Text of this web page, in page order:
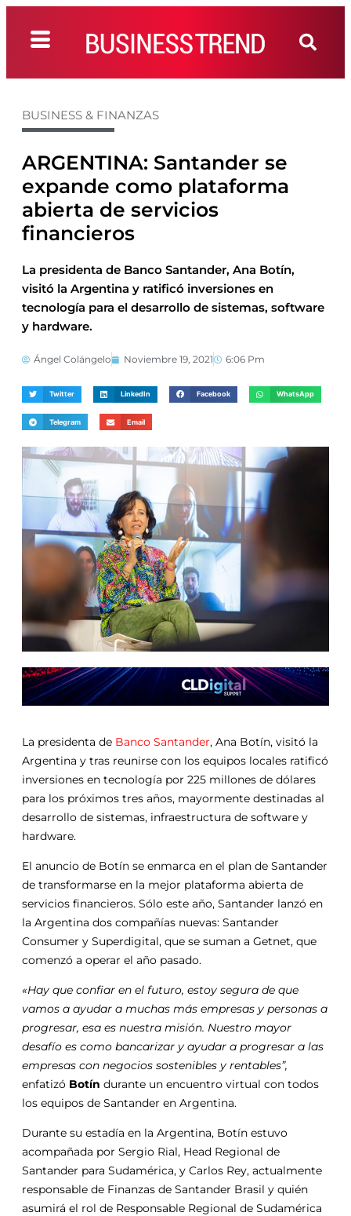
BUSINESS & FINANZAS
ARGENTINA: Santander se
expande como plataforma
abierta de servicios
financieros
La presidenta de Banco Santander, Ana Botín,
visitó la Argentina y ratificó inversiones en
tecnología para el desarrollo de sistemas, software
y hardware.
Ángel Colángelo Noviembre 19, 2021 6:06 Pm
Twitter LinkedIn Facebook WhatsApp
Telegram Email
La presidenta de Banco Santander, Ana Botín, visitó la
Argentina y tras reunirse con los equipos locales ratificó
inversiones en tecnología por 225 millones de dólares
para los próximos tres años, mayormente destinadas al
desarrollo de sistemas, infraestructura de software y
hardware.
El anuncio de Botín se enmarca en el plan de Santander
de transformarse en la mejor plataforma abierta de
servicios financieros. Sólo este año, Santander lanzó en
la Argentina dos compañías nuevas: Santander
Consumer y Superdigital, que se suman a Getnet, que
comenzó a operar el año pasado.
«Hay que confiar en el futuro, estoy segura de que
vamos a ayudar a muchas más empresas y personas a
progresar, esa es nuestra misión. Nuestro mayor
desafío es como bancarizar y ayudar a progresar a las
empresas con negocios sostenibles y rentables”,
enfatizó Botín durante un encuentro virtual con todos
los equipos de Santander en Argentina.
Durante su estadía en la Argentina, Botín estuvo
acompañada por Sergio Rial, Head Regional de
Santander para Sudamérica, y Carlos Rey, actualmente
responsable de Finanzas de Santander Brasil y quién
asumirá el rol de Responsable Regional de Sudamérica